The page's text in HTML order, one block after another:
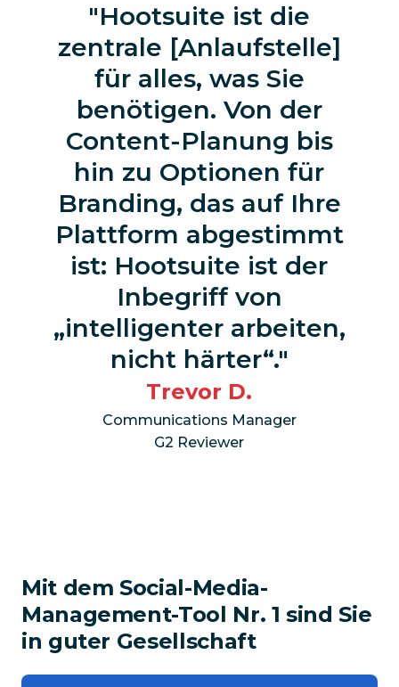
Hootsuite ist die
zentrale [Anlaufstelle]
für alles, was Sie
benötigen. Von der
Content-Planung bis
hin zu Optionen für
Branding, das auf Ihre
Plattform abgestimmt
ist: Hootsuite ist der
Inbegriff von
„intelligenter arbeiten,
nicht härter“.
Trevor D.
Communications Manager
G2 Reviewer
Mit dem Social-Media-
Management-Tool Nr. 1 sind Sie
in guter Gesellschaft